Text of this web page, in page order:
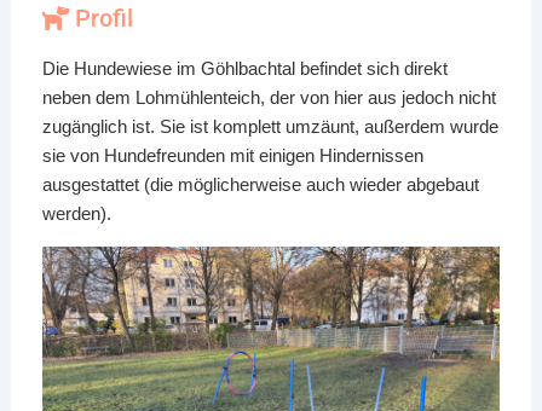
Profil
Die Hundewiese im Göhlbachtal befindet sich direkt
neben dem Lohmühlenteich, der von hier aus jedoch nicht
zugänglich ist. Sie ist komplett umzäunt, außerdem wurde
sie von Hundefreunden mit einigen Hindernissen
ausgestattet (die möglicherweise auch wieder abgebaut
werden).